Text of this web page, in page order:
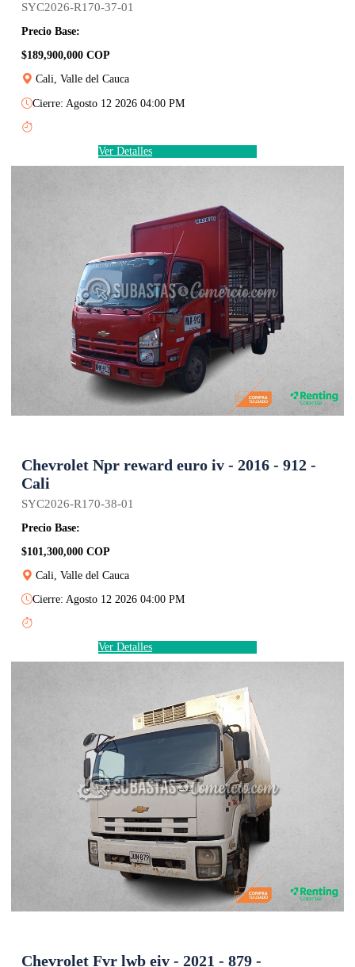
SYC2026-R170-37-01
Precio Base:
$189,900,000 COP
Cali, Valle del Cauca
Cierre: Agosto 12 2026 04:00 PM
Ver Detalles
Chevrolet Npr reward euro iv - 2016 - 912 -
Cali
SYC2026-R170-38-01
Precio Base:
$101,300,000 COP
Cali, Valle del Cauca
Cierre: Agosto 12 2026 04:00 PM
Ver Detalles
Chevrolet Fvr lwb eiv - 2021 - 879 -